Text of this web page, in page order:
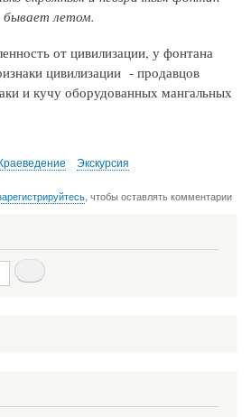
бывает летом.
от цивилизации, у фонтана
цивилизации - продавцов
и кучу оборудованных мангальных
Экскурсия
, чтобы оставлять комментарии